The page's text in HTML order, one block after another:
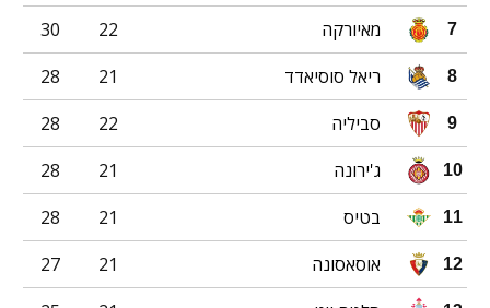
7 מאיורקה 22
30
8 ריאל סוסיאדד 21
28
9 סביליה 22
28
10 ג'ירונה 21
28
11 בטיס 21
28
12 אוסאסונה 21
27